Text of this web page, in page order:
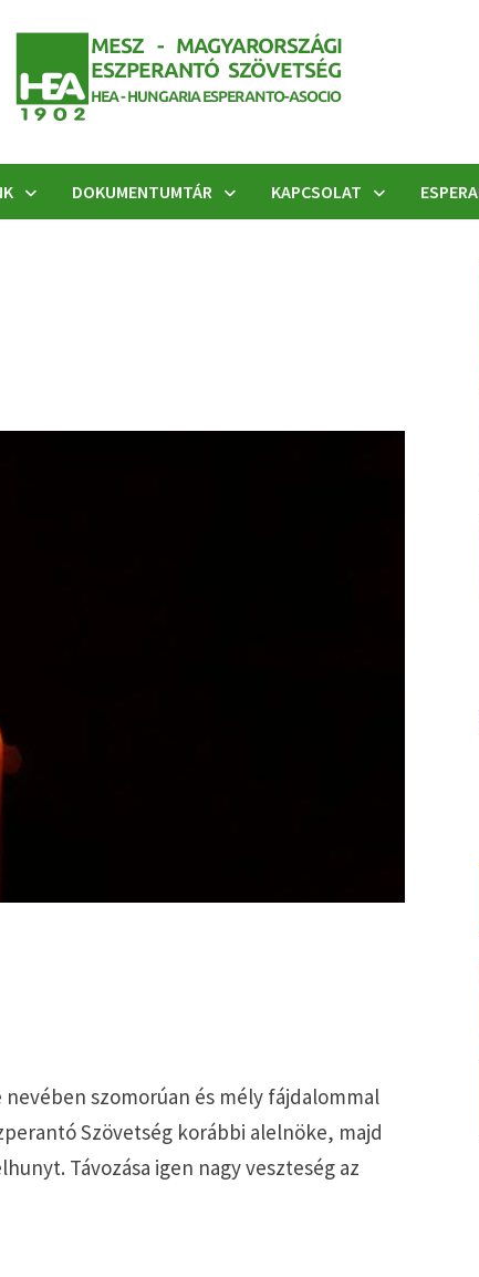
DOKUMENTUMTÁR KAPCSOLAT
nevében szomorúan és mély fájdalommal
Szövetség korábbi alelnöke, majd
Távozása igen nagy veszteség az